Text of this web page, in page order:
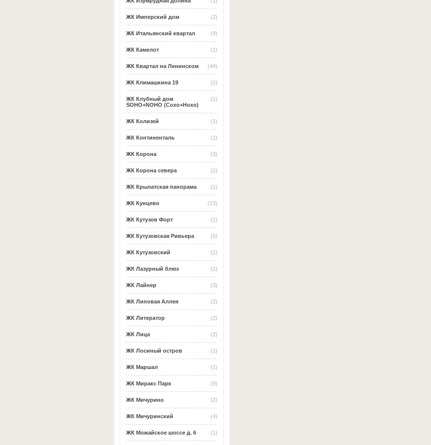
(2)
ЖК Имперский дом
(9)
ЖК Итальянский квартал
(1)
ЖК Камелот
(44)
ЖК Квартал на Ленинском
(1)
ЖК Климашкина 19
(1)
ЖК Клубный дом
SOHO+NOHO (Сохо+Нохо)
(1)
ЖК Колизей
(1)
ЖК Континенталь
(3)
ЖК Корона
(1)
ЖК Корона севера
(1)
ЖК Крылатская панорама
(13)
ЖК Кунцево
(1)
ЖК Кутузов Форт
(6)
ЖК Кутузовская Ривьера
(1)
ЖК Кутузовский
(1)
ЖК Лазурный блюз
(3)
ЖК Лайнер
(2)
ЖК Липовая Аллея
(2)
ЖК Литератор
(2)
ЖК Лица
(1)
ЖК Лосиный остров
(1)
ЖК Маршал
(9)
ЖК Миракс Парк
(2)
ЖК Мичурино
(4)
ЖК Мичуринский
(1)
ЖК Можайское шоссе д. 6